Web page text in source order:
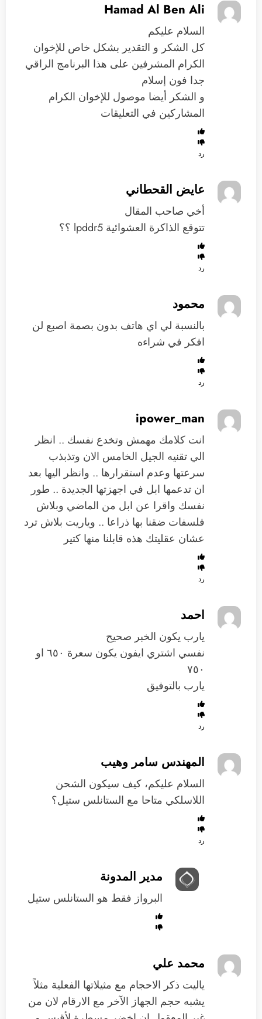
Hamad Al Ben Ali
السلام عليكم
كل الشكر و التقدير بشكل خاص للإخوان
الكرام المشرفين على هذا البرنامج الراقي
جدا فون إسلام
و الشكر أيضا موصول للإخوان الكرام
المشاركين في التعليقات
رد
عايض القحطاني
أخي صاحب المقال
تتوقع الذاكرة العشوائية lpddr5 ؟؟
رد
محمود
بالنسبة لي اي هاتف بدون بصمة اصبع لن
افكر في شراءه
رد
ipower_man
انت كلامك مهمش وتخدع نفسك .. انظر
الي تقنيه الجيل الخامس الان وتذبذب
سرعتها وعدم استقرارها .. وانظر اليها بعد
ان تدعمها ابل في اجهزتها الجديدة .. طور
نفسك واقرا عن ابل من الماضي وبلاش
فلسفات ضقنا بها ذراعا .. وياريت بلاش ترد
عشان عقليتك هذه قابلنا منها كتير
رد
احمد
يارب يكون الخبر صحيح
نفسي اشتري ايفون يكون سعرة ٦٥٠ او
٧٥٠
يارب بالتوفيق
رد
المهندس سامر وهيب
السلام عليكم، كيف سيكون الشحن
اللاسلكي متاحا مع الستانلس ستيل؟
رد
مدير المدونة
البرواز فقط هو الستانلس ستيل
محمد علي
ياليت ذكر الاحجام مع مثيلاتها الفعلية مثلاً
يشبه حجم الجهاز الآخر مع الارقام لان من